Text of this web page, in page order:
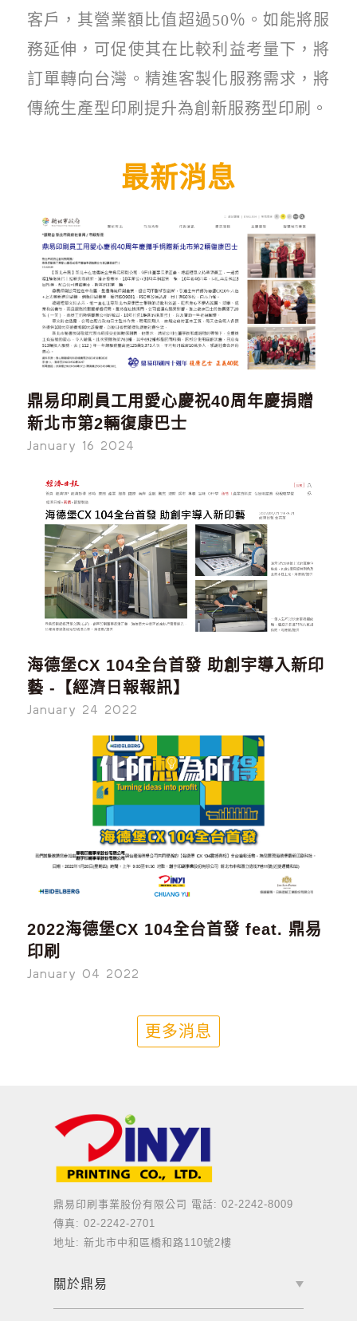
客戶，其營業額比值超過50％。如能將服
務延伸，可促使其在比較利益考量下，將
訂單轉向台灣。精進客製化服務需求，將
傳統生產型印刷提升為創新服務型印刷。
最新消息
鼎易印刷員工用愛心慶祝40周年慶捐贈
新北市第2輛復康巴士
January 16 2024
海德堡CX 104全台首發 助創宇導入新印
藝 -【經濟日報報訊】
January 24 2022
2022海德堡CX 104全台首發 feat. 鼎易
印刷
January 04 2022
更多消息
鼎易印刷事業股份有限公司 電話: 02-2242-8009
傳真: 02-2242-2701
地址: 新北市中和區橋和路110號2樓
關於鼎易